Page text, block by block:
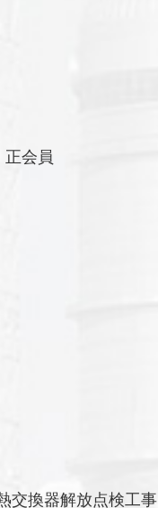
会員
交換器解放点検工事